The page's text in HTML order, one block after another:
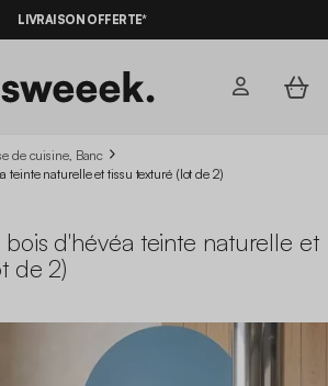
LIVRAISON OFFERTE*
de cuisine, Banc
teinte naturelle et tissu texturé (lot de 2)
bois d'hévéa teinte naturelle et
de 2)